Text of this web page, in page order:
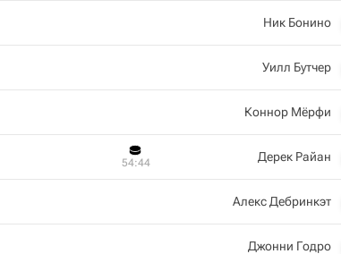
Ник Бонино
Уилл Бутчер
Коннор Мёрфи
Дерек Райан
54:44
Алекс Дебринкэт
Джонни Годро